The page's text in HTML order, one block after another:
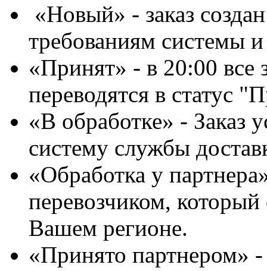
«Новый» - заказ
требованиям системы
«Принят» - в 20:00 все
переводятся в статус
«В обработке» - Заказ
систему службы
«Обработка у
перевозчиком, который
Вашем регионе.
«Принято партнером» -